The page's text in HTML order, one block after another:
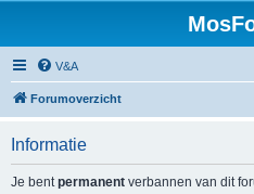
V&A
Forumoverzicht
Informatie
Je bentpermanent verbannen van dit